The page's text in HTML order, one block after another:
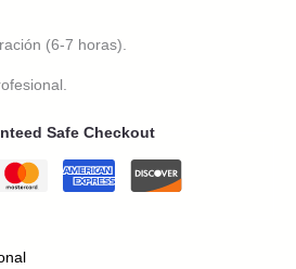
(6-7 horas).
Safe Checkout